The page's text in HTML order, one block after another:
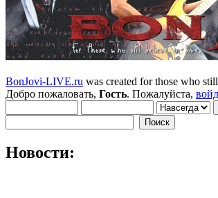
BonJovi-LIVE.ru was created for those who
Добро пожаловать, Гость. Пожалуйста,
Новости: